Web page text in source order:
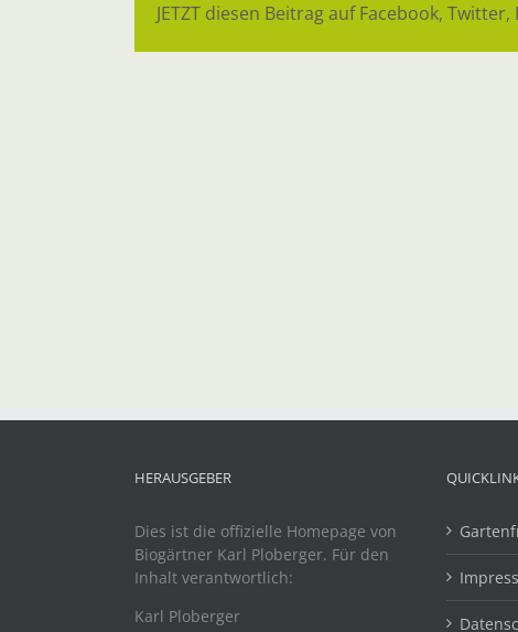
JETZT diesen Beitrag auf Facebook,
HERAUSGEBER
Dies ist die offizielle Homepage von
Biogärtner Karl Ploberger. Für den
Inhalt verantwortlich:
Karl Ploberger